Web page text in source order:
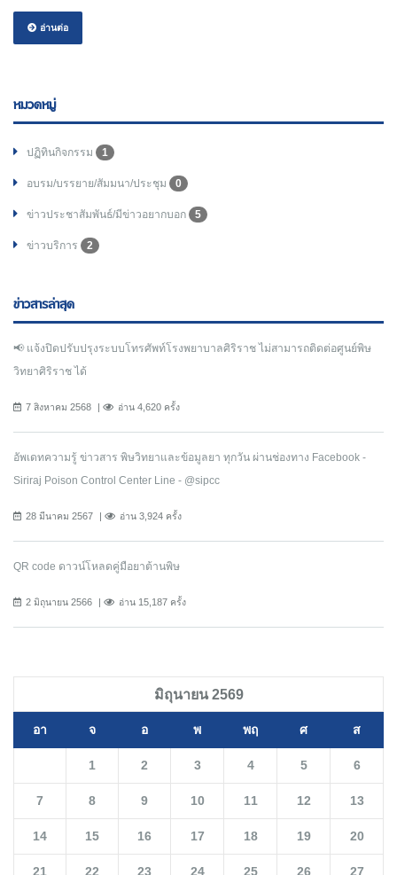
อ่านต่อ
หมวดหมู่
ปฏิทินกิจกรรม 1
อบรม/บรรยาย/สัมมนา/ประชุม 0
ข่าวประชาสัมพันธ์/มีข่าวอยากบอก 5
ข่าวบริการ 2
ข่าวสารล่าสุด
📢 แจ้งปิดปรับปรุงระบบโทรศัพท์โรงพยาบาลศิริราช ไม่สามารถติดต่อศูนย์พิษ
วิทยาศิริราช ได้
7 สิงหาคม 2568 อ่าน 4,620 ครั้ง
อัพเดทความรู้ ข่าวสาร พิษวิทยาและข้อมูลยา ทุกวัน ผ่านช่องทาง Facebook -
Siriraj Poison Control Center Line - @sipcc
28 มีนาคม 2567 อ่าน 3,924 ครั้ง
QR code ดาวน์โหลดคู่มือยาต้านพิษ
2 มิถุนายน 2566 อ่าน 15,187 ครั้ง
มิถุนายน 2569
อา จ อ พ พฤ ศ ส
1 2 3 4 5 6
7 8 9 10 11 12 13
14 15 16 17 18 19 20
21 22 23 24 25 26 27